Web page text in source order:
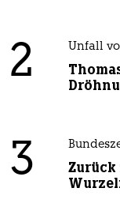
2 Unfall
3